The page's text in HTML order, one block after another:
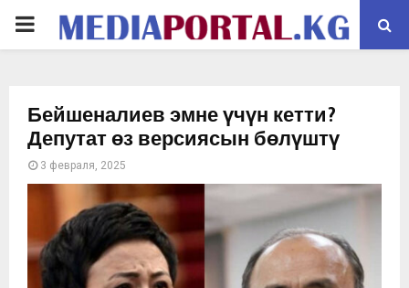
PRIMARY
Бейшеналиев эмне үчүн кетти?
Депутат өз версиясын бөлүштү
3 февраля, 2025